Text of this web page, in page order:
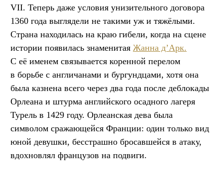
VII. Теперь даже условия унизительного договора
1360 года выглядели не такими уж и тяжёлыми.
Страна находилась на краю гибели, когда на сцене
истории появилась знаменитая Жанна д’Арк.
С её именем связывается коренной перелом
в борьбе с англичанами и бургундцами, хотя она
была казнена всего через два года после деблокады
Орлеана и штурма английского осадного лагеря
Турель в 1429 году. Орлеанская дева была
символом сражающейся Франции: один только вид
юной девушки, бесстрашно бросавшейся в атаку,
вдохновлял французов на подвиги.